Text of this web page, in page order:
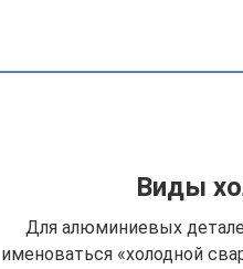
Виды
Для алюминиевых
именоваться «холодной